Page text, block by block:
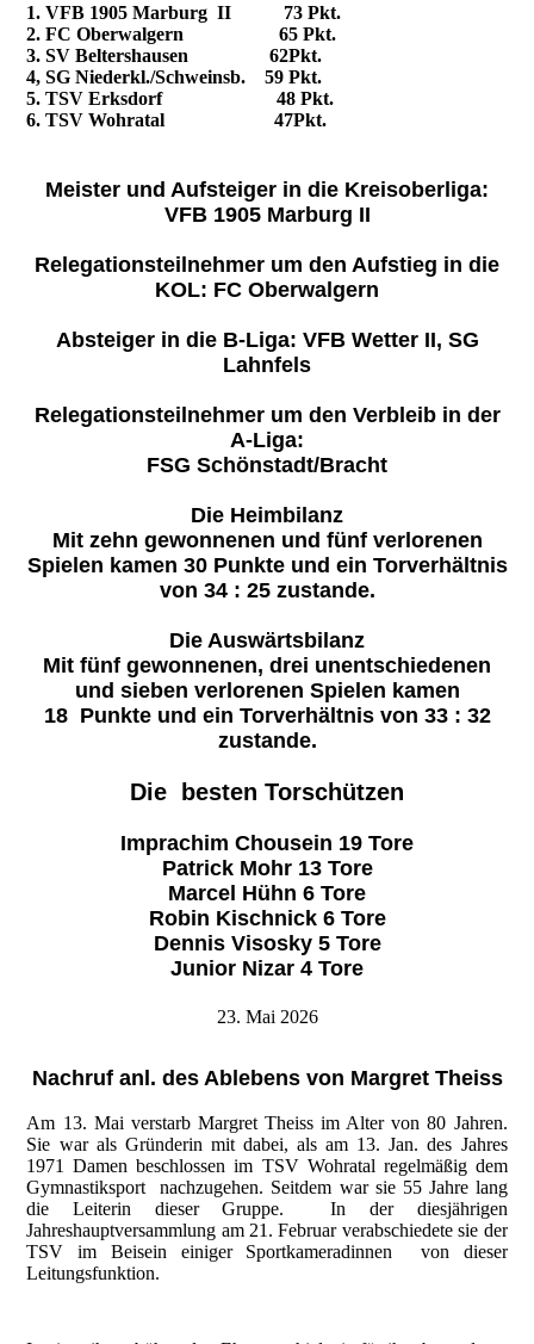
1. VFB 1905 Marburg II 73 Pkt.
2. FC Oberwalgern 65 Pkt.
3. SV Beltershausen 62Pkt.
4, SG Niederkl./Schweinsb. 59 Pkt.
5. TSV Erksdorf 48 Pkt.
6. TSV Wohratal 47Pkt.
Meister und Aufsteiger in die Kreisoberliga:
VFB 1905 Marburg II
Relegationsteilnehmer um den Aufstieg in die
KOL: FC Oberwalgern
Absteiger in die B-Liga: VFB Wetter II, SG
Lahnfels
Relegationsteilnehmer um den Verbleib in der
A-Liga:
FSG Schönstadt/Bracht
Die Heimbilanz
Mit zehn gewonnenen und fünf verlorenen
Spielen kamen 30 Punkte und ein Torverhältnis
von 34 : 25 zustande.
Die Auswärtsbilanz
Mit fünf gewonnenen, drei unentschiedenen
und sieben verlorenen Spielen kamen
18 Punkte und ein Torverhältnis von 33 : 32
zustande.
Die besten Torschützen
Imprachim Chousein 19 Tore
Patrick Mohr 13 Tore
Marcel Hühn 6 Tore
Robin Kischnick 6 Tore
Dennis Visosky 5 Tore
Junior Nizar 4 Tore
23. Mai 2026
Nachruf anl. des Ablebens von Margret Theiss
Am 13. Mai verstarb Margret Theiss im Alter von 80 Jahren.
Sie war als Gründerin mit dabei, als am 13. Jan. des Jahres
1971 Damen beschlossen im TSV Wohratal regelmäßig dem
Gymnastiksport nachzugehen. Seitdem war sie 55 Jahre lang
die Leiterin dieser Gruppe. In der diesjährigen
Jahreshauptversammlung am 21. Februar verabschiedete sie der
TSV im Beisein einiger Sportkameradinnen von dieser
Leitungsfunktion.